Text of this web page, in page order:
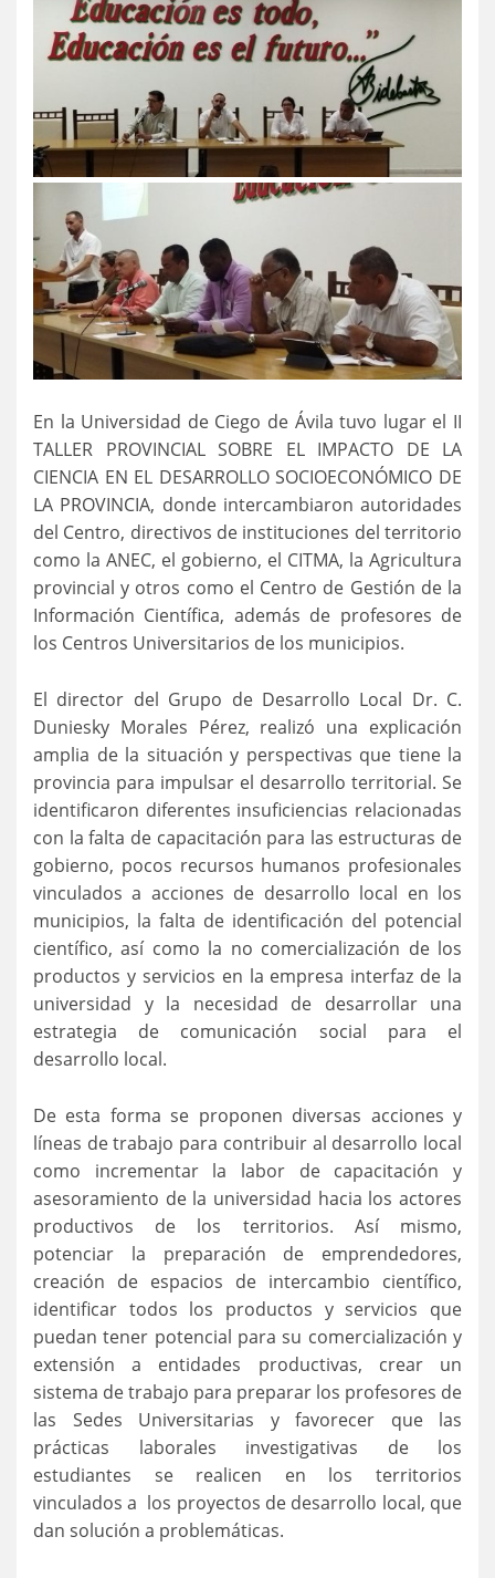
En la Universidad de Ciego de Ávila tuvo lugar el II
TALLER PROVINCIAL SOBRE EL IMPACTO DE LA
CIENCIA EN EL DESARROLLO SOCIOECONÓMICO DE
LA PROVINCIA, donde intercambiaron autoridades
del Centro, directivos de instituciones del territorio
como la ANEC, el gobierno, el CITMA, la Agricultura
provincial y otros como el Centro de Gestión de la
Información Científica, además de profesores de
los Centros Universitarios de los municipios.
El director del Grupo de Desarrollo Local Dr. C.
Duniesky Morales Pérez, realizó una explicación
amplia de la situación y perspectivas que tiene la
provincia para impulsar el desarrollo territorial. Se
identificaron diferentes insuficiencias relacionadas
con la falta de capacitación para las estructuras de
gobierno, pocos recursos humanos profesionales
vinculados a acciones de desarrollo local en los
municipios, la falta de identificación del potencial
científico, así como la no comercialización de los
productos y servicios en la empresa interfaz de la
universidad y la necesidad de desarrollar una
estrategia de comunicación social para el
desarrollo local.
De esta forma se proponen diversas acciones y
líneas de trabajo para contribuir al desarrollo local
como incrementar la labor de capacitación y
asesoramiento de la universidad hacia los actores
productivos de los territorios. Así mismo,
potenciar la preparación de emprendedores,
creación de espacios de intercambio científico,
identificar todos los productos y servicios que
puedan tener potencial para su comercialización y
extensión a entidades productivas, crear un
sistema de trabajo para preparar los profesores de
las Sedes Universitarias y favorecer que las
prácticas laborales investigativas de los
estudiantes se realicen en los territorios
vinculados a los proyectos de desarrollo local, que
dan solución a problemáticas.